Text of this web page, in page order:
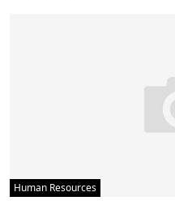
Human Resources